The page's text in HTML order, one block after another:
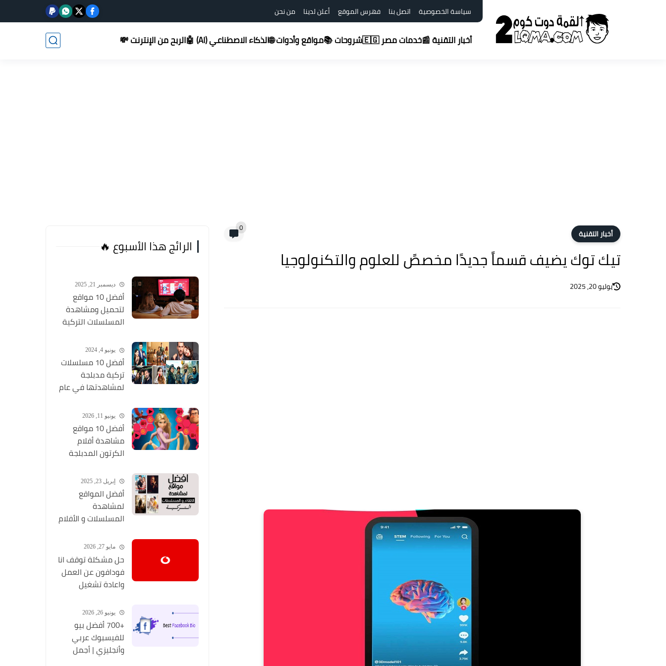
سياسة الخصوصية اتصل بنا فهرس الموقع أعلن لدينا من نحن
أخبار التقنية 📰خدمات مصر 🇪🇬 شروحات 📚مواقع وأدوات 🌐الذكاء الاصطناعي (AI) 🤖 الربح من الإنترنت 💸
أخبار التقنية 0
تيك توك يضيف قسماً​​ جديدًا مخصصً للعلوم والتكنولوجيا
يوليو 20, 2025
الرائج هذا الأسبوع 🔥
ديسمبر 21, 2025
أفضل 10 مواقع
لتحميل ومشاهدة
المسلسلات التركية
يونيو 4, 2024
أفضل 10 مسلسلات
تركية مدبلجة
لمشاهدتها في عام
المسلسلات التركية
HD)
يونيو 11, 2026
أفضل 10 مواقع
مشاهدة أفلام
الكرتون المدبلجة
إبريل 23, 2025
أفضل المواقع
لمشاهدة
المسلسلات و الأفلام
وبجودة عالية
مايو 27, 2026
حل مشكلة توقف انا
فودافون عن العمل
واعادة تشغيل
يونيو 26, 2026
+700 أفضل بيو
للفيسبوك عربي
وأنجليزي | أجمل